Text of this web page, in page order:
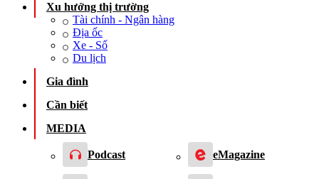
Xu hướng thị trường
Tài chính - Ngân hàng
Địa ốc
Xe - Số
Du lịch
Gia đình
Cần biết
MEDIA
Podcast eMagazine